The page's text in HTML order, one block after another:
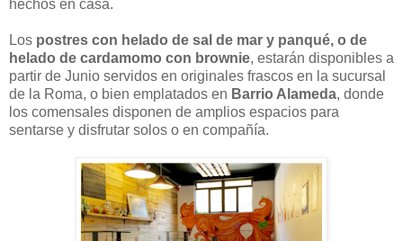
hechos en casa.
Los postres con helado de sal de mar y panqué, o de
helado de cardamomo con brownie, estarán disponibles a
partir de Junio servidos en originales frascos en la sucursal
de la Roma, o bien emplatados en Barrio Alameda, donde
los comensales disponen de amplios espacios para
sentarse y disfrutar solos o en compañía.